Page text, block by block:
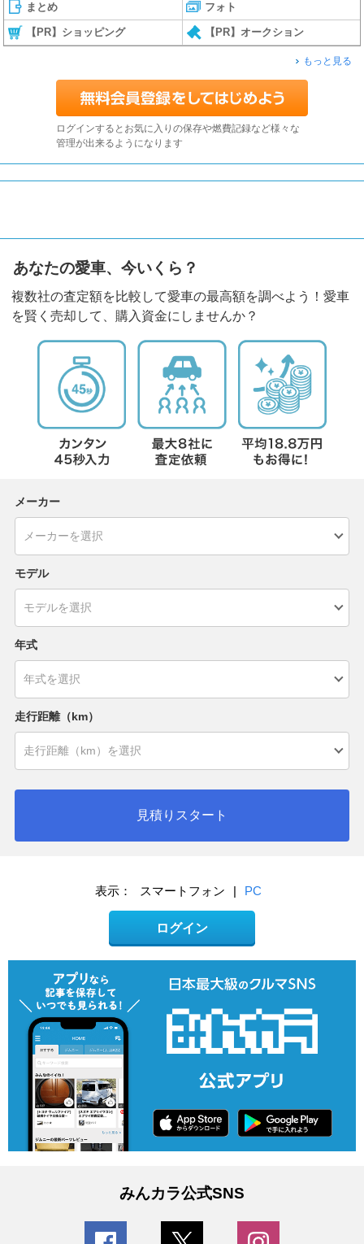
まとめ フォト
【PR】ショッピング 【PR】オークション
もっと見る
ログインするとお気に入りの保存や燃費記録など様々な
管理が出来るようになります
あなたの愛車、今いくら？
複数社の査定額を比較して愛車の最高額を調べよう！愛車
を賢く売却して、購入資金にしませんか？
メーカー
モデル
年式
走行距離（km）
見積りスタート
表示： スマートフォン | PC
ログイン
みんカラ公式SNS